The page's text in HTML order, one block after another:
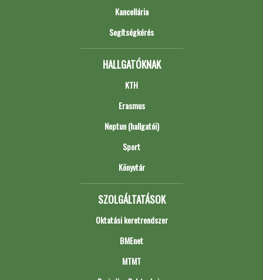
Kancellária
Segítségkérés
HALLGATÓKNAK
KTH
Erasmus
Neptun (hallgatói)
Sport
Könyvtár
SZOLGÁLTATÁSOK
Oktatási keretrendszer
BMEnet
MTMT